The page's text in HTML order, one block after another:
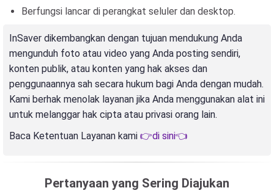
Berfungsi lancar di perangkat seluler dan desktop.
InSaver dikembangkan dengan tujuan mendukung Anda
mengunduh foto atau video yang Anda posting sendiri,
konten publik, atau konten yang hak akses dan
penggunaannya sah secara hukum bagi Anda dengan mudah.
Kami berhak menolak layanan jika Anda menggunakan alat ini
untuk melanggar hak cipta atau privasi orang lain.
Baca Ketentuan Layanan kami 👉di sini👈
Pertanyaan yang Sering Diajukan